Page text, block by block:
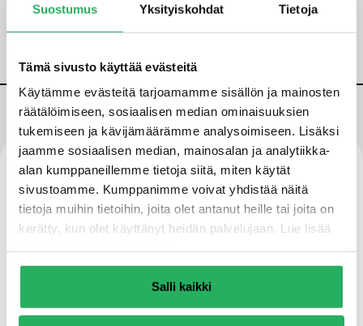
Suostumus Yksityiskohdat Tietoja
Tämä sivusto käyttää evästeitä
Käytämme evästeitä tarjoamamme sisällön ja mainosten
räätälöimiseen, sosiaalisen median ominaisuuksien
tukemiseen ja kävijämäärämme analysoimiseen. Lisäksi
jaamme sosiaalisen median, mainosalan ja analytiikka-
alan kumppaneillemme tietoja siitä, miten käytät
sivustoamme. Kumppanimme voivat yhdistää näitä
tietoja muihin tietoihin, joita olet antanut heille tai joita on
kerätty, kun olet käyttänyt heidän palvelujaan. Lue lisää
Salli kaikki
vesihöyrynläpäisykyky säilyy ennallaan.
Ominaisuudet
Suojaa alustaa
Vettähylkivä